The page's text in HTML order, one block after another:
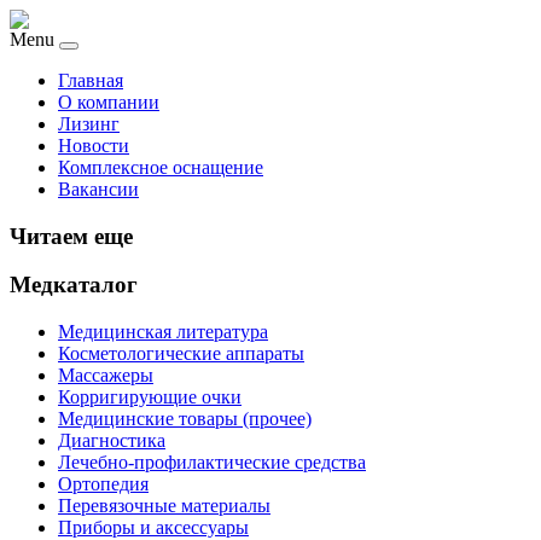
Menu
Главная
О компании
Лизинг
Новости
Комплексное оснащение
Вакансии
Читаем еще
Медкаталог
Медицинская литература
Косметологические аппараты
Массажеры
Корригирующие очки
Медицинские товары (прочее)
Диагностика
Лечебно-профилактические средства
Ортопедия
Перевязочные материалы
Приборы и аксессуары